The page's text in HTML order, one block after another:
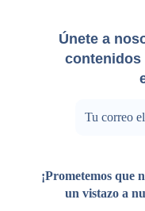
Únete a
contenidos
¡Prometemos que
un vistazo a